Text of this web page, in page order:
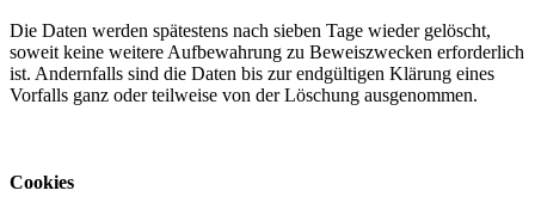
Die Daten werden spätestens nach sieben Tage wieder gelöscht,
soweit keine weitere Aufbewahrung zu Beweiszwecken erforderlich
ist. Andernfalls sind die Daten bis zur endgültigen Klärung eines
Vorfalls ganz oder teilweise von der Löschung ausgenommen.
Cookies